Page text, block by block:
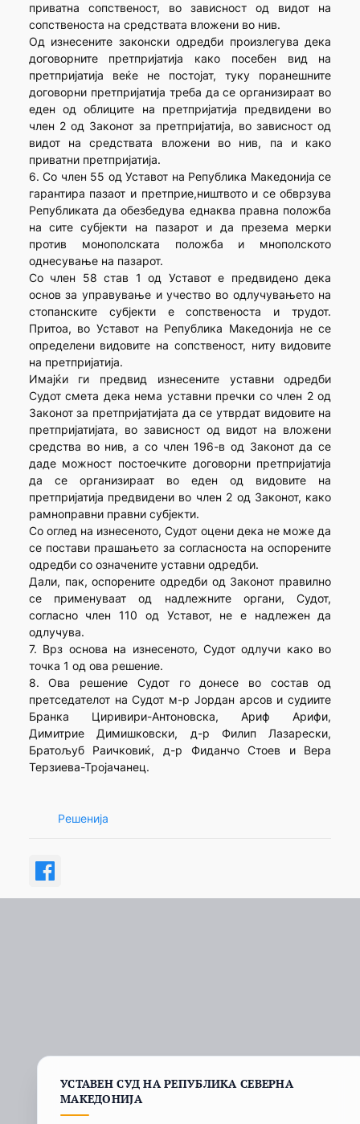
приватна сопственост, во зависност од видот на
сопственоста на средствата вложени во нив.
Од изнесените законски одредби произлегува дека
договорните претпријатија како посебен вид на
претпријатија веќе не постојат, туку поранешните
договорни претпријатија треба да се организираат во
еден од облиците на претпријатија предвидени во
член 2 од Законот за претпријатија, во зависност од
видот на средствата вложени во нив, па и како
приватни претпријатија.
6. Со член 55 од Уставот на Република Македонија се
гарантира пазаот и претприе,ништвото и се обврзува
Републиката да обезбедува еднаква правна положба
на сите субјекти на пазарот и да презема мерки
против монополската положба и мнополското
однесување на пазарот.
Со член 58 став 1 од Уставот е предвидено дека
основ за управување и учество во одлучувањето на
стопанските субјекти е сопственоста и трудот.
Притоа, во Уставот на Република Македонија не се
определени видовите на сопственост, ниту видовите
на претпријатија.
Имајќи ги предвид изнесените уставни одредби
Судот смета дека нема уставни пречки со член 2 од
Законот за претпријатијата да се утврдат видовите на
претпријатијата, во зависност од видот на вложени
средства во нив, а со член 196-в од Законот да се
даде можност постоечките договорни претпријатија
да се организираат во еден од видовите на
претпријатија предвидени во член 2 од Законот, како
рамноправни правни субјекти.
Со оглед на изнесеното, Судот оцени дека не може да
се постави прашањето за согласноста на оспорените
одредби со означените уставни одредби.
Дали, пак, оспорените одредби од Законот правилно
се применуваат од надлежните органи, Судот,
согласно член 110 од Уставот, не е надлежен да
одлучува.
7. Врз основа на изнесеното, Судот одлучи како во
точка 1 од ова решение.
8. Ова решение Судот го донесе во состав од
претседателот на Судот м-р Јордан арсов и судиите
Бранка Циривири-Антоновска, Ариф Арифи,
Димитрие Димишковски, д-р Филип Лазарески,
Братољуб Раичковиќ, д-р Фиданчо Стоев и Вера
Терзиева-Тројачанец.
Решенија
УСТАВЕН СУД НА РЕПУБЛИКА СЕВЕРНА
МАКЕДОНИЈА